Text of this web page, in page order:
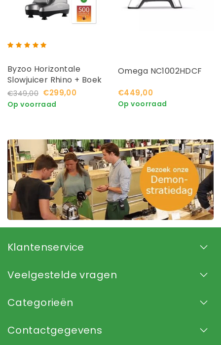
Byzoo Horizontale
Slowjuicer Rhino + Boek
+ Flesjes
€349,00 €299,00
Op voorraad
Omega NC1002HDCF
€449,00
Op voorraad
Klantenservice
Veelgestelde vragen
Categorieën
Contactgegevens